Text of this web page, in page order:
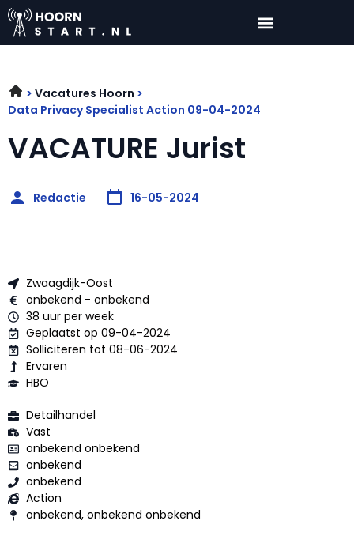
Vacatures Hoorn
Data Privacy Specialist Action 09-04-2024
VACATURE Jurist
Redactie 16-05-2024
Zwaagdijk-Oost
onbekend - onbekend
38 uur per week
Geplaatst op 09-04-2024
Solliciteren tot 08-06-2024
Ervaren
HBO
Detailhandel
Vast
onbekend onbekend
onbekend
onbekend
Action
onbekend, onbekend onbekend